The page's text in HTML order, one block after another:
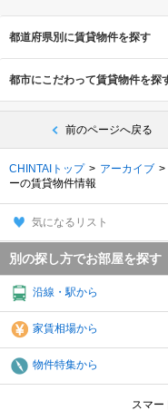
都道府県別に賃貸物件を探す
都市にこだわって賃貸物件を探
前のページへ戻る
CHINTAIトップ アーカイブ
ーの賃貸物件情報
気になるリスト
別の探し方でお部屋を探す
沿線・駅から
家賃相場から
物件特集から
スマー